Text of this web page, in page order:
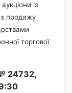
із
з продажу
торгової
24732,